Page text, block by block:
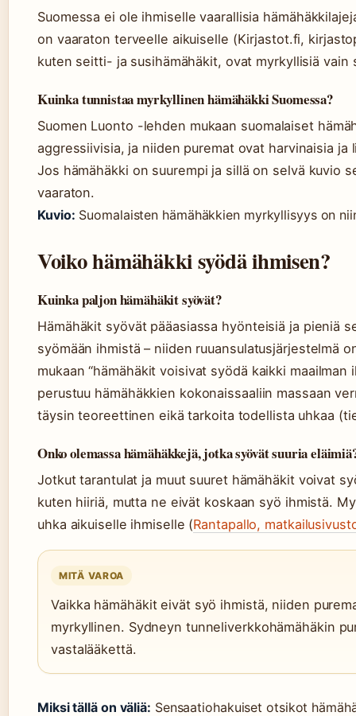
Suomessa ei ole ihmiselle vaarallisia
on vaaraton terveelle aikuiselle (Kirjastot.fi,
kuten seitti- ja susihämähäkit, ovat myrkyllisiä vain
Kuinka tunnistaa myrkyllinen hämähäkki Suomessa?
Suomen Luonto -lehden mukaan suomalaiset
aggressiivisia, ja niiden puremat ovat harvinaisia ja
Jos hämähäkki on suurempi ja sillä on selvä kuvio
vaaraton.
Kuvio: Suomalaisten hämähäkkien myrkyllisyys on
Voiko hämähäkki syödä ihmisen?
Kuinka paljon hämähäkit syövät?
Hämähäkit syövät pääasiassa hyönteisiä ja pieniä
syömään ihmistä – niiden ruuansulatusjärjestelmä
mukaan “hämähäkit voisivat syödä kaikki
perustuu hämähäkkien kokonaissaaliin massaan
täysin teoreettinen eikä tarkoita todellista uhkaa
Onko olemassa hämähäkkejä, jotka syövät suuria
Jotkut tarantulat ja muut suuret hämähäkit voivat
kuten hiiriä, mutta ne eivät koskaan syö ihmistä.
uhka aikuiselle ihmiselle (Rantapallo,
MITÄ VAROA
Vaikka hämähäkit eivät syö ihmistä, niiden
myrkyllinen. Sydneyn tunneliverkkohämähäkin
vastalääkettä.
Miksi tällä on väliä: Sensaatiohakuiset otsikot